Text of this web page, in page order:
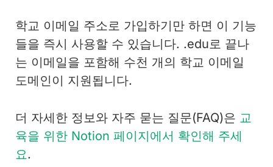
학교 이메일 주소로 가입하기만 하면 이 기능
들을 즉시 사용할 수 있습니다. .edu로 끝나
는 이메일을 포함해 수천 개의 학교 이메일
도메인이 지원됩니다.
더 자세한 정보와 자주 묻는 질문(FAQ)은 교
육을 위한 Notion 페이지에서 확인해 주세
요.